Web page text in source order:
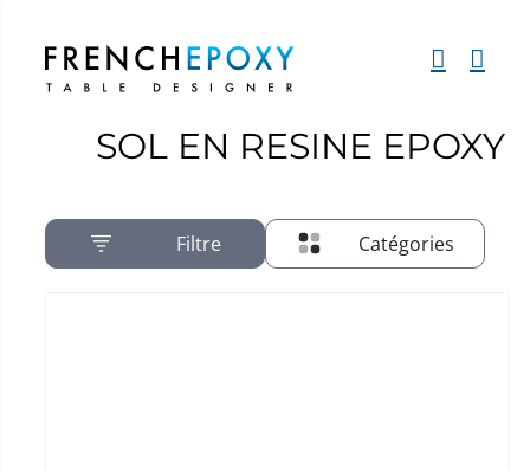
contenu
SOL EN RESINE EPOXY
Filtre Catégories